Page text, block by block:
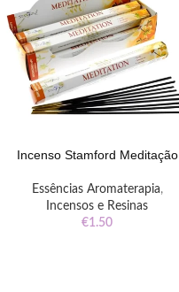
Incenso Stamford Meditação
Essências Aromaterapia,
Incensos e Resinas
€1.50